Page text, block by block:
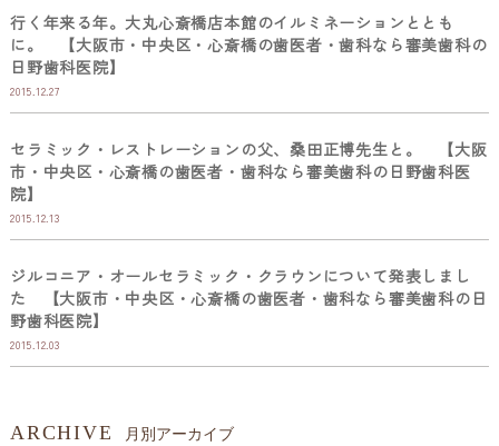
行く年来る年。大丸心斎橋店本館のイルミネーションととも
に。 【大阪市・中央区・心斎橋の歯医者・歯科なら審美歯科の
日野歯科医院】
2015.12.27
セラミック・レストレーションの父、桑田正博先生と。 【大阪
市・中央区・心斎橋の歯医者・歯科なら審美歯科の日野歯科医
院】
2015.12.13
ジルコニア・オールセラミック・クラウンについて発表しまし
た 【大阪市・中央区・心斎橋の歯医者・歯科なら審美歯科の日
野歯科医院】
2015.12.03
ARCHIVE 月別アーカイブ